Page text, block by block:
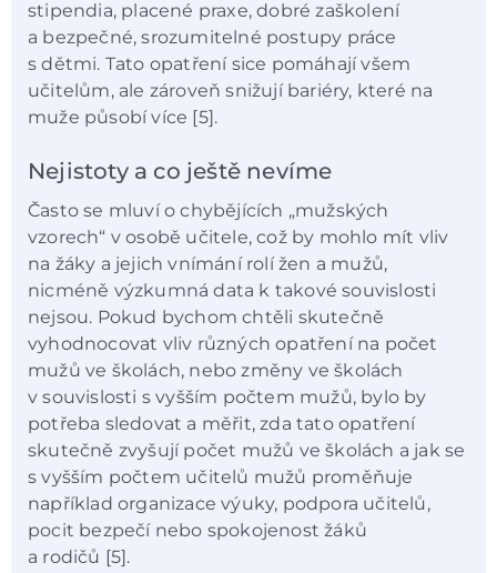
stipendia, placené praxe, dobré zaškolení
a bezpečné, srozumitelné postupy práce
s dětmi. Tato opatření sice pomáhají všem
učitelům, ale zároveň snižují bariéry, které na
muže působí více [5].
Nejistoty a co ještě nevíme
Často se mluví o chybějících „mužských
vzorech“ v osobě učitele, což by mohlo mít vliv
na žáky a jejich vnímání rolí žen a mužů,
nicméně výzkumná data k takové souvislosti
nejsou. Pokud bychom chtěli skutečně
vyhodnocovat vliv různých opatření na počet
mužů ve školách, nebo změny ve školách
v souvislosti s vyšším počtem mužů, bylo by
potřeba sledovat a měřit, zda tato opatření
skutečně zvyšují počet mužů ve školách a jak se
s vyšším počtem učitelů mužů proměňuje
například organizace výuky, podpora učitelů,
pocit bezpečí nebo spokojenost žáků
a rodičů [5].